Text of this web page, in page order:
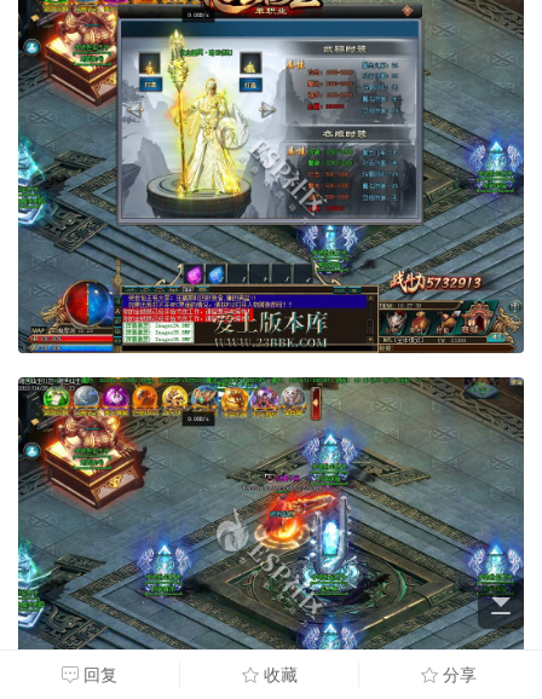
回复 收藏 分享